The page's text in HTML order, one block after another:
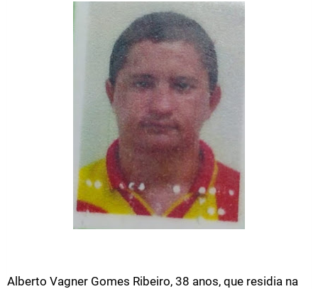
Alberto Vagner Gomes Ribeiro, 38 anos, que residia na